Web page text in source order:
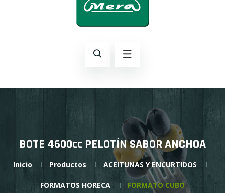
BOTE 4600cc PELOTÍN SABOR ANCHOA
Inicio Productos ACEITUNAS Y ENCURTIDOS
FORMATOS HORECA FORMATO CUBO